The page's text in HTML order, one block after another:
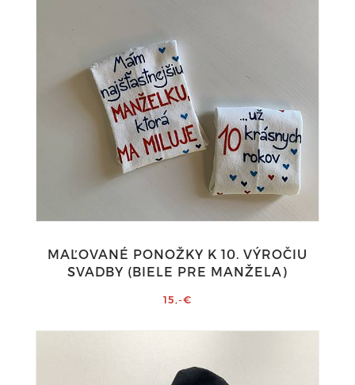
MAĽOVANÉ PONOŽKY K 10. VÝROČIU
SVADBY (BIELE PRE MANŽELA)
15,-€